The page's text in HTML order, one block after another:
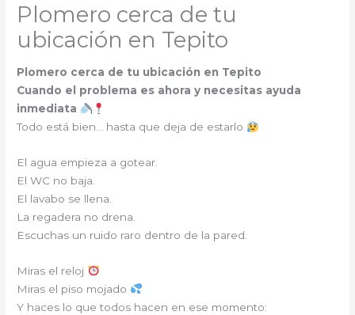
Plomero cerca de tu
ubicación en Tepito
Plomero cerca de tu ubicación en Tepito
Cuando el problema es ahora y necesitas ayuda
inmediata
Todo está bien… hasta que deja de estarlo
El agua empieza a gotear.
El WC no baja.
El lavabo se llena.
La regadera no drena.
Escuchas un ruido raro dentro de la pared.
Miras el reloj
Miras el piso mojado
Y haces lo que todos hacen en ese momento: